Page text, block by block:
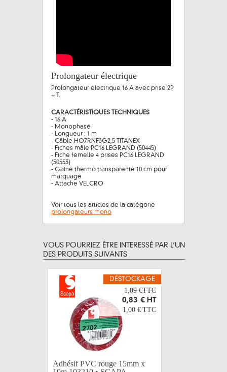
Prolongateur électrique
Prolongateur électrique 16 A avec prise 2P
+ T.
CARACTÉRISTIQUES TECHNIQUES
- 16 A
- Monophasé
- Longueur : 1 m
- Câble HO7RNF3G2,5 TITANEX
- Fiches mâle PC16 LEGRAND (50445)
- Fiche femelle 4 prises PC16 LEGRAND
(50553)
- Gaine thermo transparente 10 cm pour
marquage
- Attache VELCRO
Voir tous les articles de la catégorie
prolongateurs mono
VOUS POURRIEZ ÊTRE INTERESSÉ PAR L’UN
DES PRODUITS SUIVANTS
DÉSTOCKAGE
1,09 €TTC
0,83 € HT
1,00 € TTC
Adhésif PVC rouge 15mm x